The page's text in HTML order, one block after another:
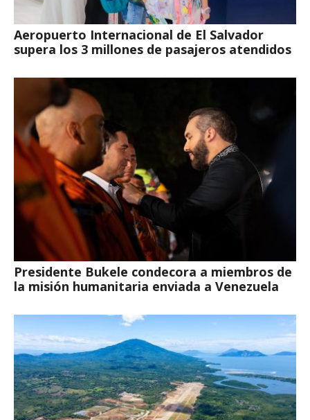
Aeropuerto Internacional de El Salvador
supera los 3 millones de pasajeros atendidos
Presidente Bukele condecora a miembros de
la misión humanitaria enviada a Venezuela